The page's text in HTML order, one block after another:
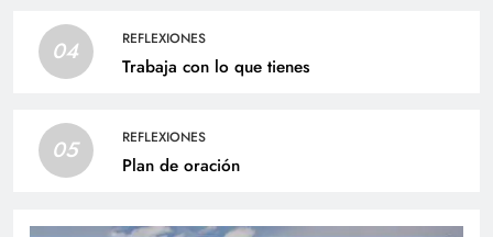
04 REFLEXIONES
Trabaja con lo que tienes
05 REFLEXIONES
Plan de oración